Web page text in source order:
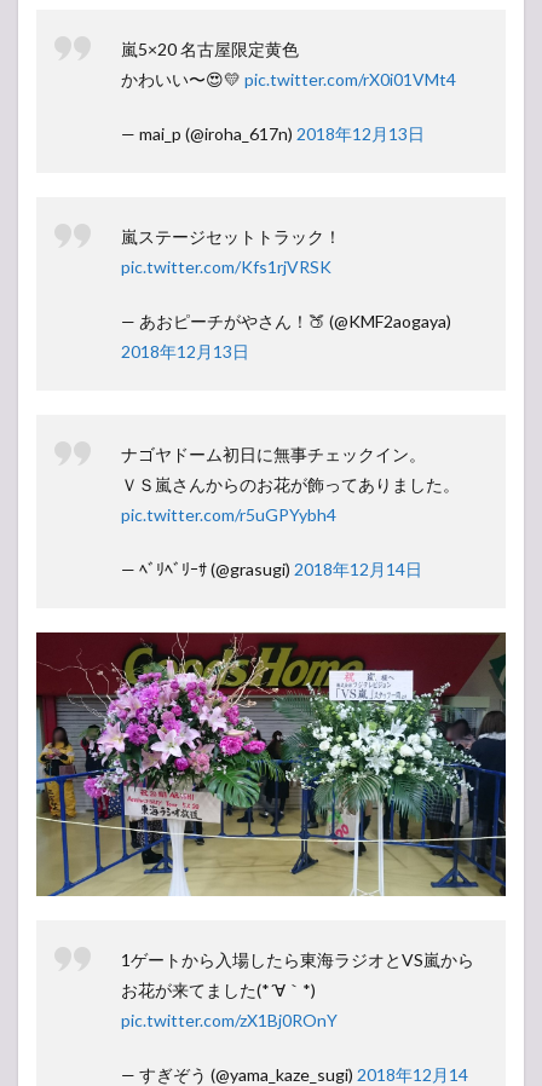
【ア
嵐5×20 名古屋限定黄色
かわいい〜😍💛 pic.twitter.com/rX0i01VMt4
— mai_p (@iroha_617n) 2018年12月13日
嵐ステージセットトラック！
pic.twitter.com/Kfs1rjVRSK
— あおピーチがやさん！🍑 (@KMF2aogaya)
2018年12月13日
ナゴヤドーム初日に無事チェックイン。
ＶＳ嵐さんからのお花が飾ってありました。
pic.twitter.com/r5uGPYybh4
— ﾍﾞﾘﾍﾞﾘｰｻ (@grasugi) 2018年12月14日
1ゲートから入場したら東海ラジオとVS嵐から
お花が来てました(*´∀｀*)
pic.twitter.com/zX1Bj0ROnY
— すぎぞう (@yama_kaze_sugi) 2018年12月14